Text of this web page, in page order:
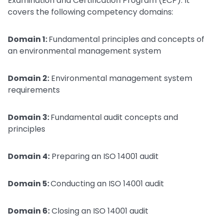
covers the following competency domains:
Domain 1:Fundamental principles and concepts of
an environmental management system
Domain 2: Environmental management system
requirements
Domain 3:Fundamental audit concepts and
principles
Domain 4: Preparing an ISO 14001 audit
Domain 5:Conducting an ISO 14001 audit
Domain 6:Closing an ISO 14001 audit